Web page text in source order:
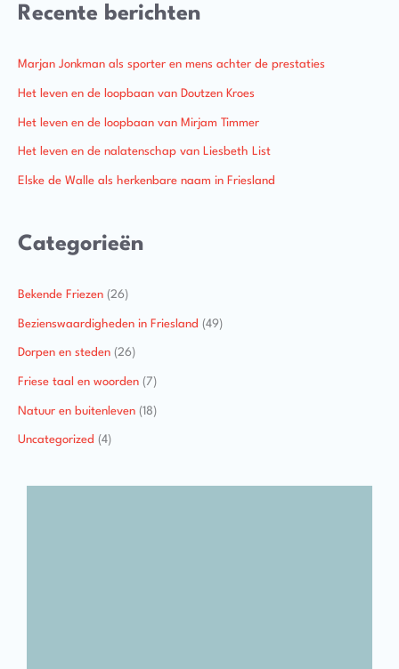
Recente berichten
Marjan Jonkman als sporter en mens achter de prestaties
Het leven en de loopbaan van Doutzen Kroes
Het leven en de loopbaan van Mirjam Timmer
Het leven en de nalatenschap van Liesbeth List
Elske de Walle als herkenbare naam in Friesland
Categorieën
Bekende Friezen (26)
Bezienswaardigheden in Friesland (49)
Dorpen en steden (26)
Friese taal en woorden (7)
Natuur en buitenleven (18)
Uncategorized (4)